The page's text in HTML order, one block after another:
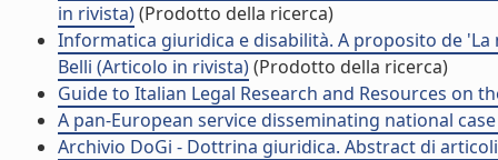
in rivista)(Prodotto della ricerca)
Informatica giuridica e disabilità. A proposito de
Belli (Articolo in rivista)(Prodotto della ricerca)
Guide to Italian Legal Research and Resources on
A pan-European service disseminating national
Archivio DoGi - Dottrina giuridica. Abstract di